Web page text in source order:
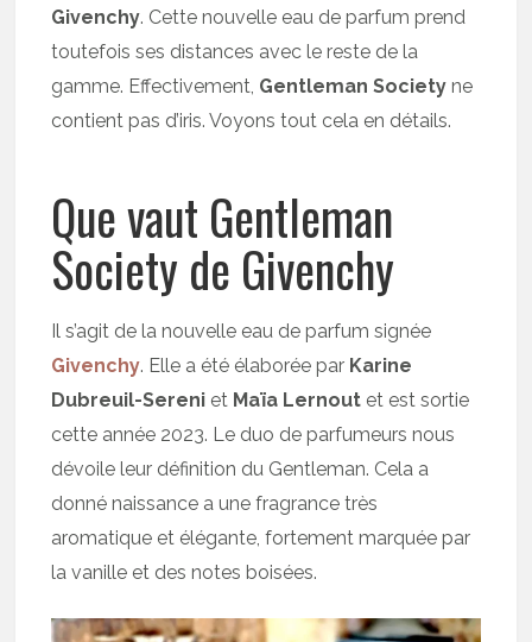
Givenchy. Cette nouvelle eau de parfum prend
toutefois ses distances avec le reste de la
gamme. Effectivement, Gentleman Society ne
contient pas d’iris. Voyons tout cela en détails.
Que vaut Gentleman
Society de Givenchy
Il s’agit de la nouvelle eau de parfum signée
Givenchy. Elle a été élaborée par Karine
Dubreuil-Sereni et Maïa Lernout et est sortie
cette année 2023. Le duo de parfumeurs nous
dévoile leur définition du Gentleman. Cela a
donné naissance a une fragrance très
aromatique et élégante, fortement marquée par
la vanille et des notes boisées.